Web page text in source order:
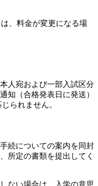
、料金が変更になる場
人宛および一部入試区分
知（合格発表日に発送）
られません。
続についての案内を同封
所定の書類を提出してく
ない場合は、入学の意思